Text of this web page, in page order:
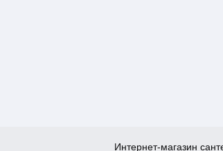
Интернет-магазин